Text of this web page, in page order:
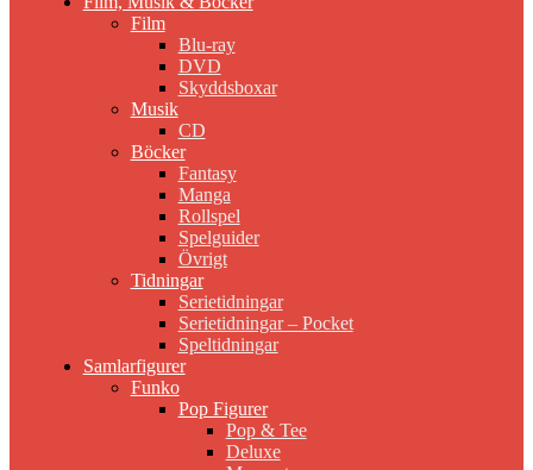
Film
Blu-ray
DVD
Skyddsboxar
Musik
CD
Böcker
Fantasy
Manga
Rollspel
Spelguider
Övrigt
Tidningar
Serietidningar
Serietidningar – Pocket
Speltidningar
Samlarfigurer
Funko
Pop Figurer
Pop & Tee
Deluxe